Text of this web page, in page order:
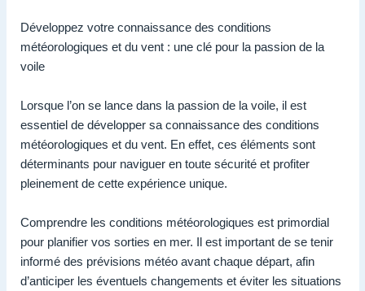
Développez votre connaissance des conditions
météorologiques et du vent : une clé pour la passion de la
voile
Lorsque l’on se lance dans la passion de la voile, il est
essentiel de développer sa connaissance des conditions
météorologiques et du vent. En effet, ces éléments sont
déterminants pour naviguer en toute sécurité et profiter
pleinement de cette expérience unique.
Comprendre les conditions météorologiques est primordial
pour planifier vos sorties en mer. Il est important de se tenir
informé des prévisions météo avant chaque départ, afin
d’anticiper les éventuels changements et éviter les situations